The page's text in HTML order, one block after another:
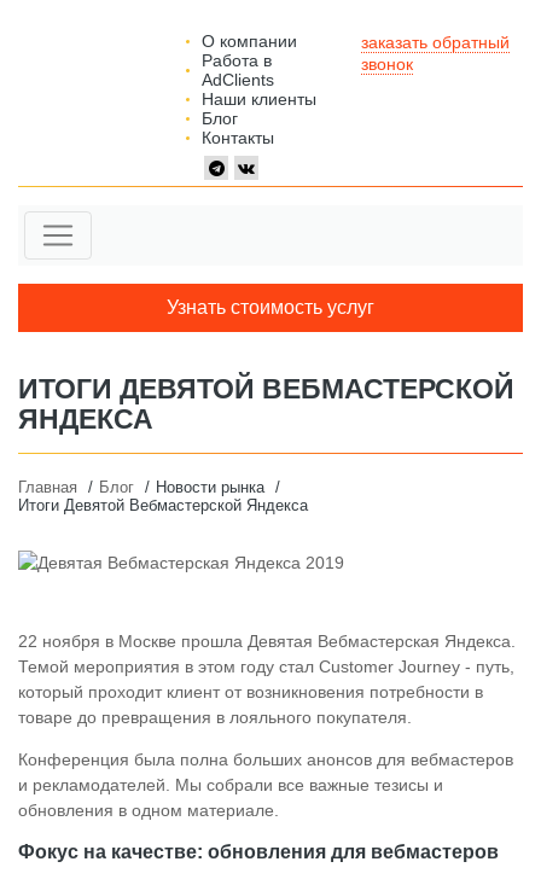
О компании
Работа в
AdClients
Наши клиенты
Блог
Контакты
заказать обратный
звонок
Узнать стоимость услуг
ИТОГИ ДЕВЯТОЙ ВЕБМАСТЕРСКОЙ
ЯНДЕКСА
Главная Блог
Новости рынка
Итоги Девятой Вебмастерской Яндекса
22 ноября в Москве прошла Девятая Вебмастерская Яндекса.
Темой мероприятия в этом году стал Customer Journey - путь,
который проходит клиент от возникновения потребности в
товаре до превращения в лояльного покупателя.
Конференция была полна больших анонсов для вебмастеров
и рекламодателей. Мы собрали все важные тезисы и
обновления в одном материале.
Фокус на качестве: обновления для вебмастеров